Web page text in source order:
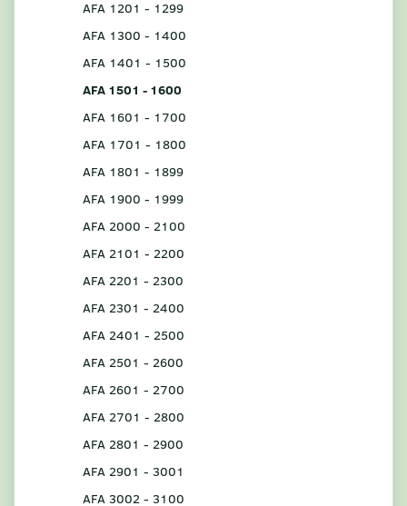
AFA 1201 - 1299
AFA 1300 - 1400
AFA 1401 - 1500
AFA 1501 - 1600
AFA 1601 - 1700
AFA 1701 - 1800
AFA 1801 - 1899
AFA 1900 - 1999
AFA 2000 - 2100
AFA 2101 - 2200
AFA 2201 - 2300
AFA 2301 - 2400
AFA 2401 - 2500
AFA 2501 - 2600
AFA 2601 - 2700
AFA 2701 - 2800
AFA 2801 - 2900
AFA 2901 - 3001
AFA 3002 - 3100